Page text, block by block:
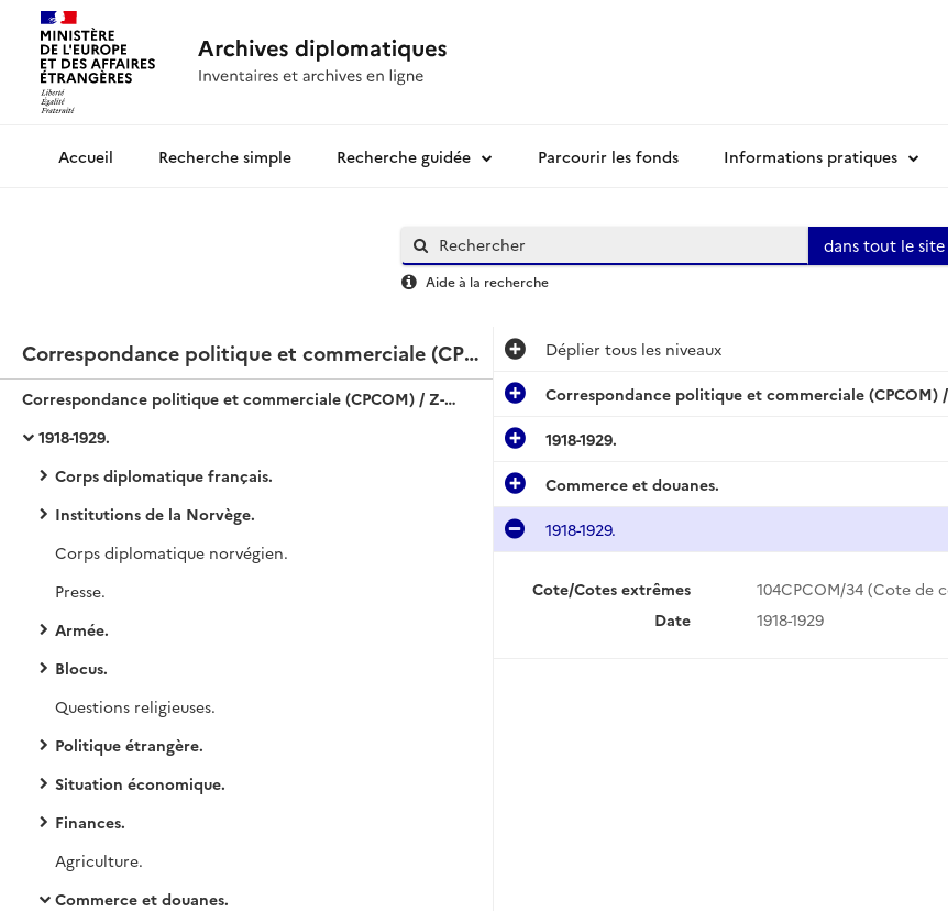
Archives diplomatiquesRecherche simple Recherche guidée Parcourir les fonds Informations pratiques
dans tout le site
Aide à la recherche
Correspondance politique et commerciale (CPCOM) / Z-Europe / Norvège
Correspondance politique et commerciale (CPCOM) / Z-Europe / Norvège
1918-1929.
Corps diplomatique français.
Institutions de la Norvège.
Corps diplomatique norvégien.
Presse.
Armée.
Blocus.
Questions religieuses.
Politique étrangère.
Situation économique.
Finances.
Agriculture.
Commerce et douanes.
Déplier tous les niveaux
Correspondance politique et commerciale (CPCOM)
1918-1929.
Commerce et douanes.
1918-1929.
Cote/Cotes extrêmes
104CPCOM/34 (Cote de
Date
1918-1929